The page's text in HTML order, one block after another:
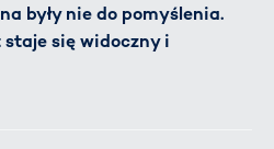
były nie do pomyślenia.
się widoczny i